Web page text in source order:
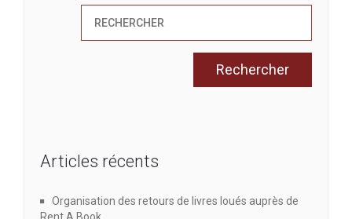
Articles récents
Organisation des retours de livres loués auprès de